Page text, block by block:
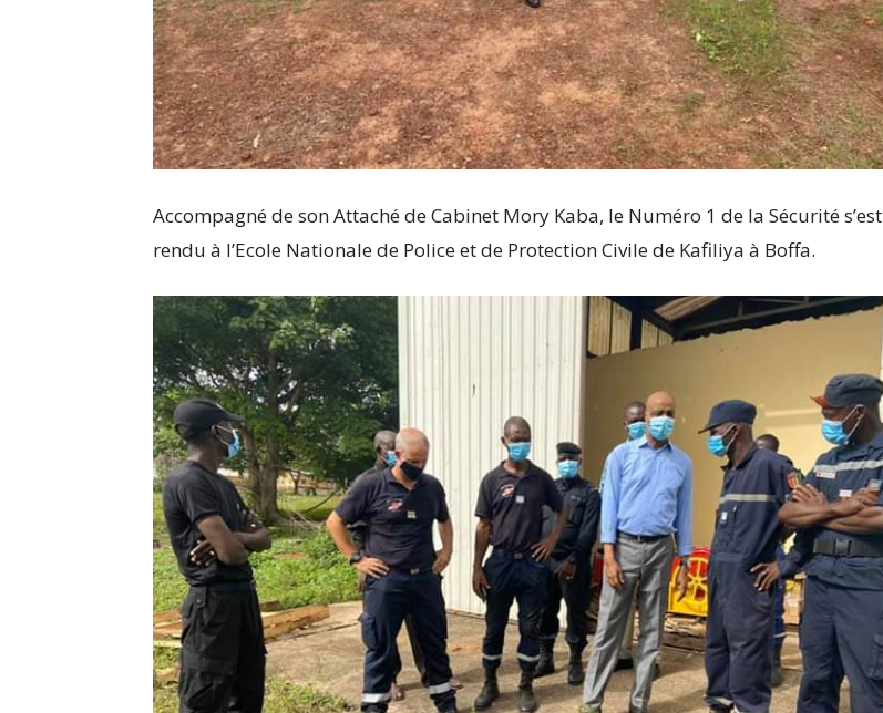
Accompagné de son Attaché de Cabinet Mory Kaba, le Numéro 1 de la Sécurité s’est
rendu à l’Ecole Nationale de Police et de Protection Civile de Kafiliya à Boffa.